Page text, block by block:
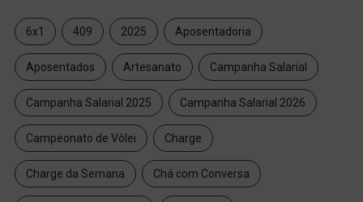
6x1 409 2025 Aposentadoria
Aposentados Artesanato Campanha Salarial
Campanha Salarial 2025 Campanha Salarial 2026
Campeonato de Vôlei Charge
Charge da Semana Chá com Conversa